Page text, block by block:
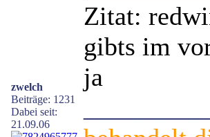
zwelch
Beiträge: 1231
Dabei seit:
21.09.06
Zitat:
gibts im
ja